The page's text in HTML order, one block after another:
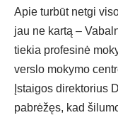
Apie turbūt netgi
jau ne kartą –
tiekia profesinė
verslo mokymo
Įstaigos direktorius
pabrėžęs, kad